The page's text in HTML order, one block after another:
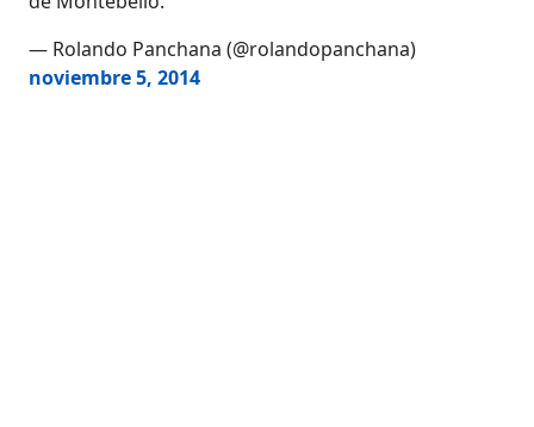
— Rolando Panchana (@rolandopanchana)
noviembre 5, 2014